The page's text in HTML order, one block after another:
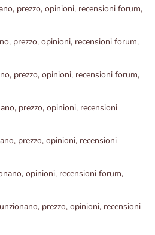
prezzo, opinioni, recensioni forum,
prezzo, opinioni, recensioni forum,
prezzo, opinioni, recensioni forum,
prezzo, opinioni, recensioni
prezzo, opinioni, recensioni
opinioni, recensioni forum,
prezzo, opinioni, recensioni